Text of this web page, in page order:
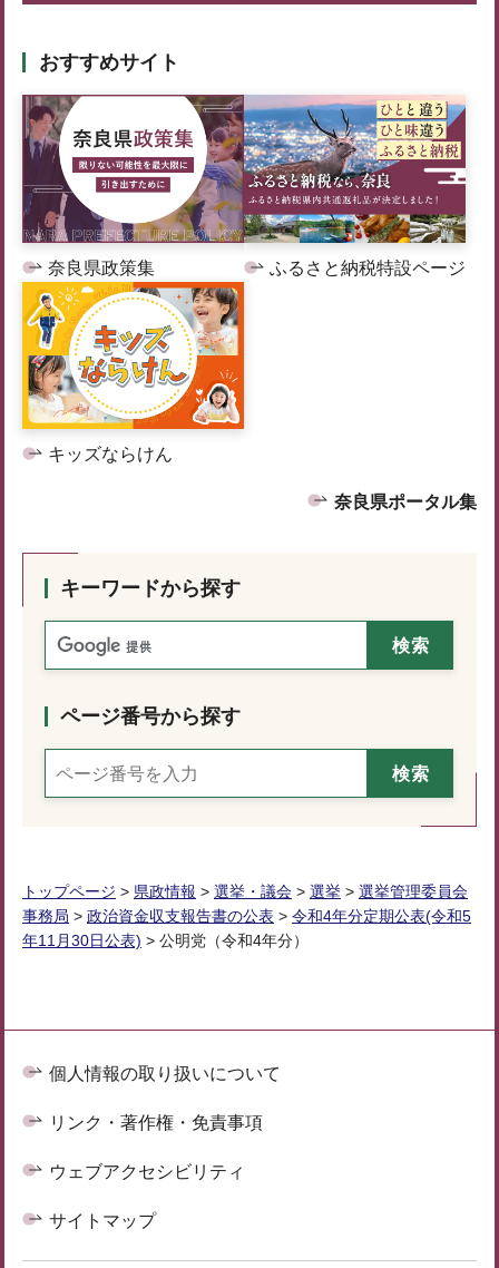
おすすめサイト
奈良県政策集 ふるさと納税特設ページ
キッズならけん
奈良県ポータル集
キーワードから探す
ページ番号から探す
トップページ > 県政情報 > 選挙・議会 > 選挙 > 選挙管理委員会
事務局 > 政治資金収支報告書の公表 > 令和4年分定期公表(令和5
年11月30日公表) > 公明党（令和4年分）
個人情報の取り扱いについて
リンク・著作権・免責事項
ウェブアクセシビリティ
サイトマップ